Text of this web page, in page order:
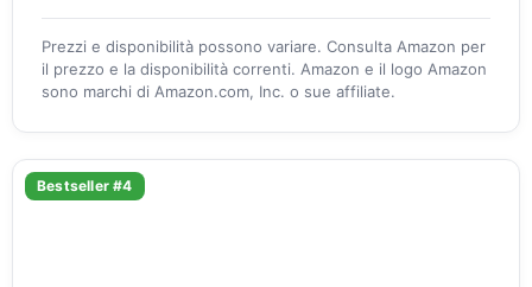
Prezzi e disponibilità possono variare. Consulta Amazon per
il prezzo e la disponibilità correnti. Amazon e il logo Amazon
sono marchi di Amazon.com, Inc. o sue affiliate.
Bestseller #4